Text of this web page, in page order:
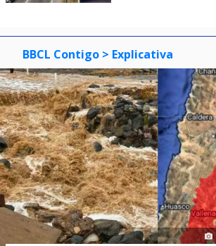
BBCL Contigo > Explicativa